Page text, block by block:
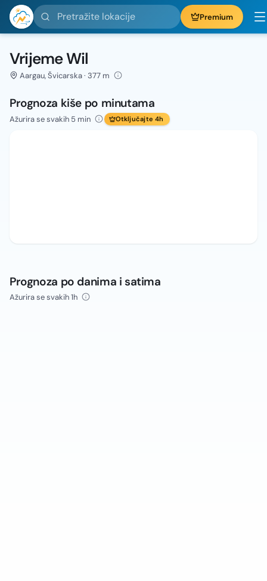
Pretražite lokacije Premium
Vrijeme Wil
Aargau, Švicarska · 377 m
Prognoza kiše po minutama
Ažurira se svakih 5 min Otključajte 4h
Prognoza po danima i satima
Ažurira se svakih 1h